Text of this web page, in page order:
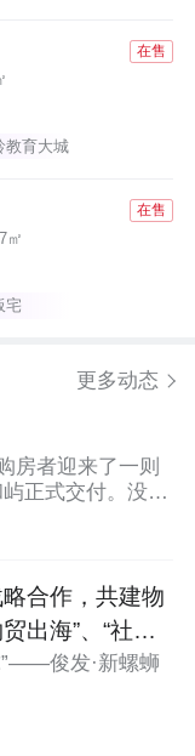
在售
教育大城
在售
㎡
宅
更多动态
房者迎来了一则
正式交付。没有
合作，共建物
出海”、“社区
”——俊发·新螺蛳